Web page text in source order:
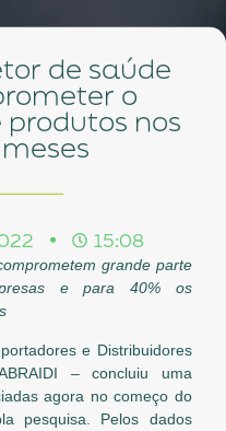
o
nos
15:08
grande parte
e para 40% os
e Distribuidores
– concluiu uma
agora no começo do
pesquisa. Pelos dados